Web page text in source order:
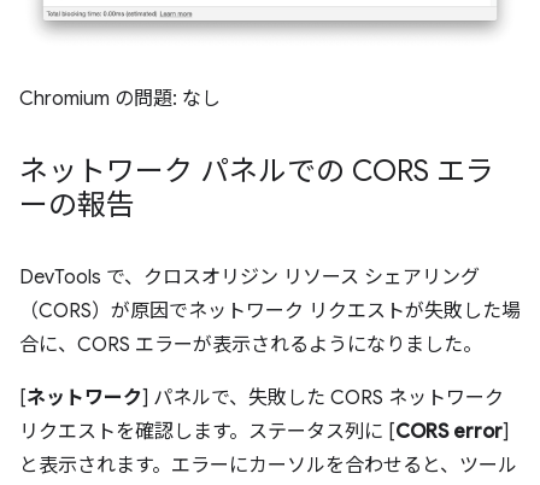
Chromium の問題: なし
ネットワーク パネルでの CORS エラ
ーの報告
DevTools で、クロスオリジン リソース シェアリング
（CORS）が原因でネットワーク リクエストが失敗した場
合に、CORS エラーが表示されるようになりました。
[ネットワーク] パネルで、失敗した CORS ネットワーク
リクエストを確認します。ステータス列に [CORS error]
と表示されます。エラーにカーソルを合わせると、ツール